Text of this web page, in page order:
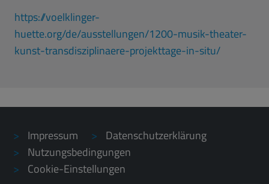
https://voelklinger-
huette.org/de/ausstellungen/1200-musik-theater-
kunst-transdisziplinaere-projekttage-in-situ/
Impressum
Datenschutzerklärung
Nutzungsbedingungen
Cookie-Einstellungen